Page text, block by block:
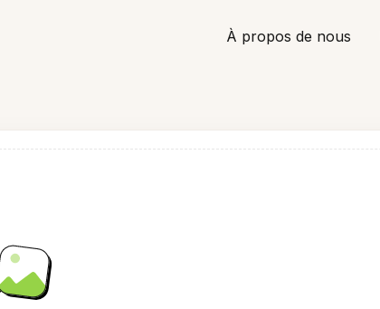
À propos de nous